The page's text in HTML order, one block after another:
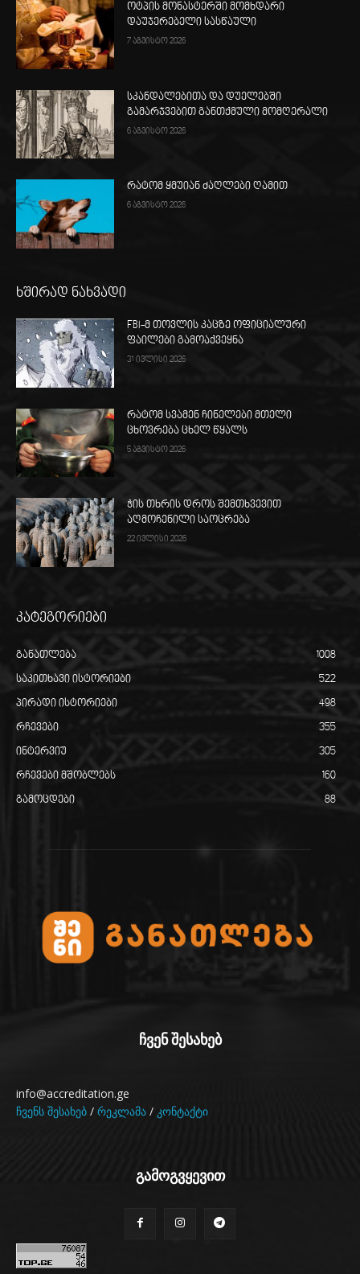
ოტპის მონასტერში მომხდარი
დაუჯერებელი სასწაული
7 აგვისტო 2026
სკანდალებითა და დუელებში
გამარჯვებით განთქმული მომღერალი
6 აგვისტო 2026
რატომ ყმუიან ძაღლები ღამით
6 აგვისტო 2026
ხშირად ნახვადი
FBI-მ თოვლის კაცზე ოფიციალური
ფაილები გამოაქვეყნა
31 ივლისი 2026
რატომ სვამენ ჩინელები მთელი
ცხოვრება ცხელ წყალს
5 აგვისტო 2026
ჭის თხრის დროს შემთხვევით
აღმოჩენილი საოცრება
22 ივლისი 2026
კატეგორიები
განათლება 1008
საკითხავი ისტორიები 522
პირადი ისტორიები 498
რჩევები 355
ინტერვიუ 305
რჩევები მშობლებს 160
გამოცდები 88
ჩვენ შესახებ
info@accreditation.ge
ჩვენს შესახებ / რეკლამა / კონტაქტი
გამოგვყევით